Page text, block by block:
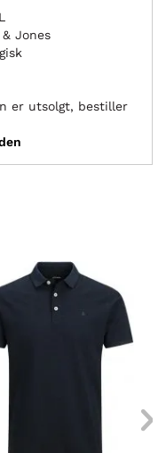
Jones
er utsolgt, bestiller